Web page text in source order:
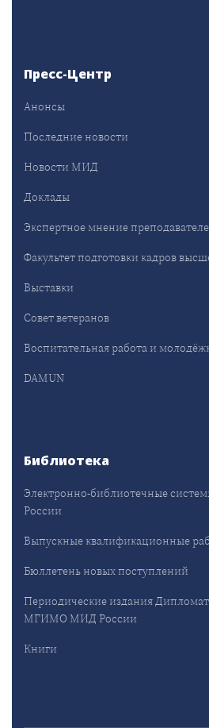
Пресс-Центр
Анонсы
Последние новости
Новости МИД
Доклады
Экспертное мнение
Факультет подготовки кадров
Выставки
Совет ветеранов
Воспитательная работа и
DAMUN
Библиотека
Электронно-библиотечные
России
Выпускные квалификационные
Бюллетень новых поступлений
Периодические издания
МГИМО МИД России
Книги